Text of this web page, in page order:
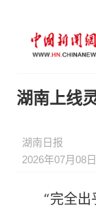
湖南上线
湖南日报
2026年07月08
“完全出乎